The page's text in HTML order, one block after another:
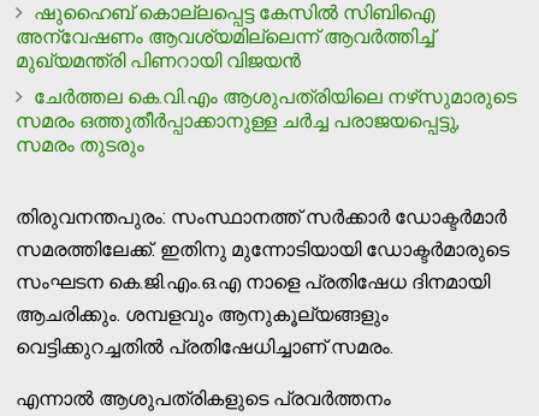
ഷുഹൈബ് കൊല്ലപ്പെട്ട കേസില്‍ സിബിഐ
അന്വേഷണം ആവശ്യമില്ലെന്ന് ആവര്‍ത്തിച്ച്
മുഖ്യമന്ത്രി പിണറായി വിജയന്‍
ചേര്‍ത്തല കെ.വി.എം ആശുപത്രിയിലെ നഴ്‌സുമാരുടെ
സമരം ഒത്തുതീര്‍പ്പാക്കാനുള്ള ചര്‍ച്ച പരാജയപ്പെട്ടു,
സമരം തുടരും
തിരുവനന്തപുരം: സംസ്ഥാനത്ത് സര്‍ക്കാര്‍ ഡോക്ടര്‍മാര്‍
സമരത്തിലേക്ക്. ഇതിനു മുന്നോടിയായി ഡോക്ടര്‍മാരുടെ
സംഘടന കെ.ജി.എം.ഒ.എ നാളെ പ്രതിഷേധ ദിനമായി
ആചരിക്കും. ശമ്പളവും ആനുകൂല്യങ്ങളും
വെട്ടിക്കുറച്ചതില്‍ പ്രതിഷേധിച്ചാണ് സമരം.
എന്നാല്‍ ആശുപത്രികളുടെ പ്രവര്‍ത്തനം